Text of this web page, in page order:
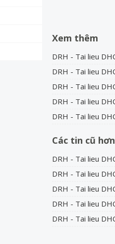
Xem thêm
DRH - Tai lieu
DRH - Tai lieu
DRH - Tai lieu
DRH - Tai lieu
DRH - Tai lieu
Các tin cũ hơn
DRH - Tai lieu
DRH - Tai lieu
DRH - Tai lieu
DRH - Tai lieu
DRH - Tai lieu